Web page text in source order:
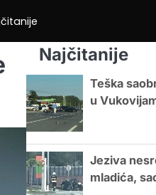
Najčitanije
Teška
u
Jeziva
mladića,